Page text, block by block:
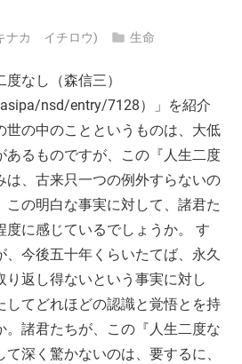
ナカ イチロウ)
生命
なし（森信三）
nsd/entry/7128）」を紹介
世の中のことというものは、大低
あるものですが、この『人生二度
は、古来只一つの例外すらないの
この明白な事実に対して、諸君た
度に感じているでしょうか。 す
、今後五十年くらいたてば、永久
り返し得ないという事実に対し
してどれほどの認識と覚悟とを持
。諸君たちが、この『人生二度な
深く驚かないのは、要するに、